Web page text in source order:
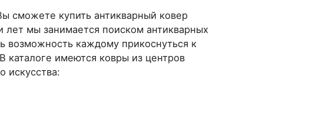
сможете купить антикварный ковер
мы занимается поиском антикварных
возможность каждому прикоснуться к
имеются ковры из центров
искусства: